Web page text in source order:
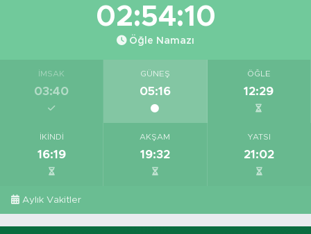
02:54:09
Öğle Namazı
İMSAK
03:40
GÜNEŞ
05:16
ÖĞLE
12:29
İKINDI
16:19
AKŞAM
19:32
YATSI
21:02
Aylık Vakitler